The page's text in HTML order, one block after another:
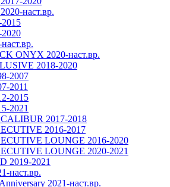
наст.вр.
ONYX 2020-наст.вр.
2018-2020
2007
2011
2015
2021
2017-2018
2016-2017
LOUNGE 2016-2020
LOUNGE 2020-2021
2019-2021
наст.вр.
2021-наст.вр.